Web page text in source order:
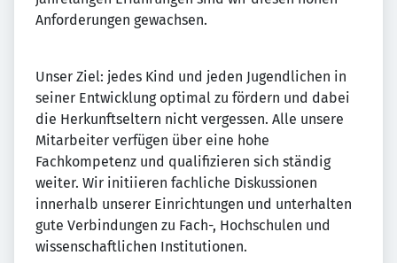
Anforderungen gewachsen.
Unser Ziel: jedes Kind und jeden Jugendlichen in
seiner Entwicklung optimal zu fördern und dabei
die Herkunftseltern nicht vergessen. Alle unsere
Mitarbeiter verfügen über eine hohe
Fachkompetenz und qualifizieren sich ständig
weiter. Wir initiieren fachliche Diskussionen
innerhalb unserer Einrichtungen und unterhalten
gute Verbindungen zu Fach-, Hochschulen und
wissenschaftlichen Institutionen.